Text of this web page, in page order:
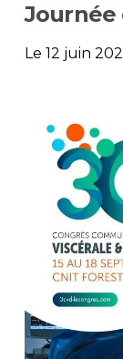
Journée
Le 12 juin